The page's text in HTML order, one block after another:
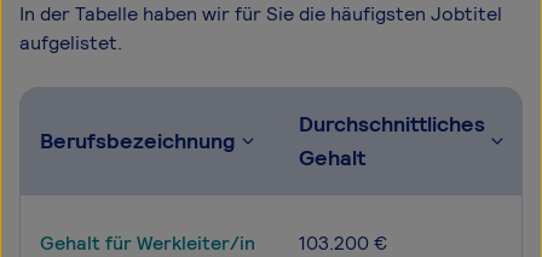
In der Tabelle haben wir für Sie die häufigsten Jobtitel
aufgelistet.
Berufsbezeichnung
Durchschnittliches
Gehalt
Gehalt für Werkleiter/in 103.200 €